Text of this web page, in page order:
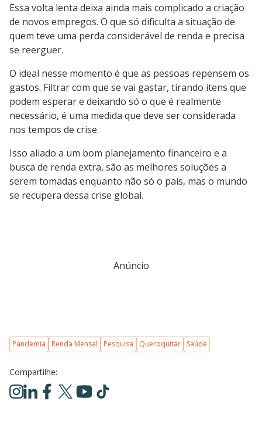
Essa volta lenta deixa ainda mais complicado a criação
de novos empregos. O que só dificulta a situação de
quem teve uma perda considerável de renda e precisa
se reerguer.
O ideal nesse momento é que as pessoas repensem os
gastos. Filtrar com que se vai gastar, tirando itens que
podem esperar e deixando só o que é realmente
necessário, é uma medida que deve ser considerada
nos tempos de crise.
Isso aliado a um bom planejamento financeiro e a
busca de renda extra, são as melhores soluções a
serem tomadas enquanto não só o país, mas o mundo
se recupera dessa crise global.
Anúncio
Pandemia Renda Mensal Pesquisa Queroquitar Saúde
Compartilhe: